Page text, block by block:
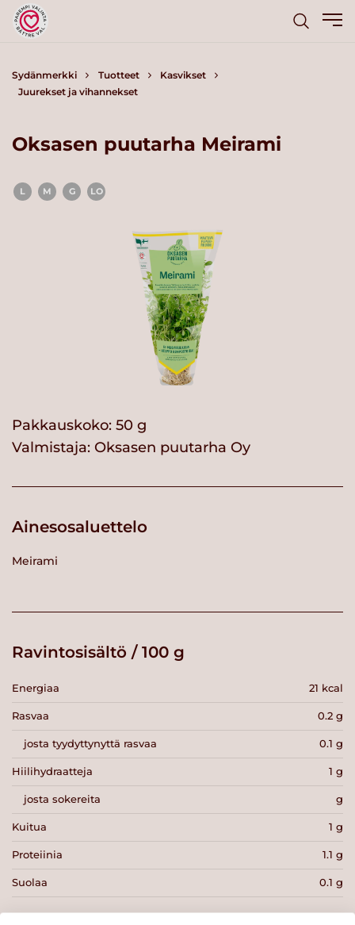
Sydänmerkki Tuotteet
Kasvikset
Juurekset ja vihannekset
Oksasen puutarha Meirami
L M G LO
Pakkauskoko: 50 g
Valmistaja: Oksasen puutarha Oy
Ainesosaluettelo
Meirami
Ravintosisältö / 100 g
Energiaa 21 kcal
Rasvaa 0.2 g
josta tyydyttynyttä rasvaa 0.1 g
Hiilihydraatteja 1 g
josta sokereita g
Kuitua 1 g
Proteiinia 1.1 g
Suolaa 0.1 g